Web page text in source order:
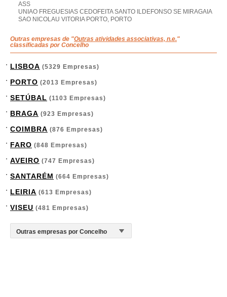
ASS
UNIAO FREGUESIAS CEDOFEITA SANTO ILDEFONSO SE MIRAGAIA
SAO NICOLAU VITORIA PORTO, PORTO
Outras empresas de "Outras atividades associativas, n.e."
classificadas por Concelho
LISBOA (5329 Empresas)
PORTO (2013 Empresas)
SETÚBAL (1103 Empresas)
BRAGA (923 Empresas)
COIMBRA (876 Empresas)
FARO (848 Empresas)
AVEIRO (747 Empresas)
SANTARÉM (664 Empresas)
LEIRIA (613 Empresas)
VISEU (481 Empresas)